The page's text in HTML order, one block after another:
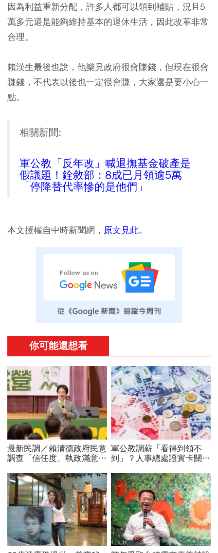
因為利益重新分配，許多人都可以領到補貼，況且5
萬多元還是能夠維持基本的退休生活，因此改革非常
合理。
賴漢生最後也說，他樂見政府很會賺錢，但現在很會
賺錢，不代表以後也一定很會賺，大家還是要小心一
點。
相關新聞:
軍公教「反年改」喊退撫基金破產是
假議題！銓敘部：8成已月領逾5萬
「停降替代率慘的是他們」
本文授權自中時新聞網， 原文見此。